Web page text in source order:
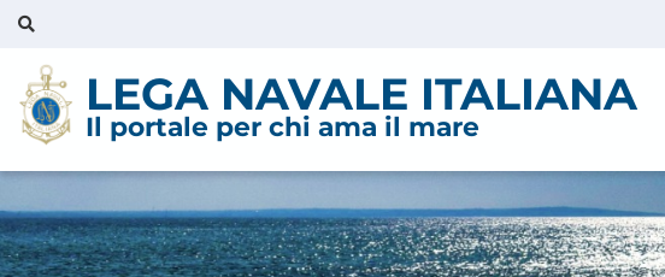
LEGA NAVALE ITALIANA
Il portale per chi ama il mare